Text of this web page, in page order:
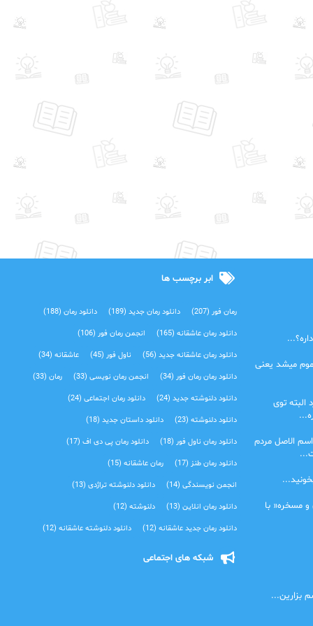
میشد یعنی
البته توی
الاصل مردم
و مسخره« با
بزارین...
ابر برچسب ها
رمان فور (207) دانلود رمان جدید (189) دانلود رمان (188)
دانلود رمان عاشقانه (165) انجمن رمان فور (106)
دانلود رمان عاشقانه جدید (56) ناول فور (45) عاشقانه (34)
دانلود رمان رمان فور (34) انجمن رمان نویسی (33) رمان (33)
دانلود دلنوشته جدید (24) دانلود رمان اجتماعی‌ (24)
دانلود دلنوشته (23) دانلود داستان جدید (18)
دانلود رمان ناول فور (18) دانلود رمان پی دی اف (17)
دانلود رمان طنز (17) رمان عاشقانه (15)
انجمن نویسندگی (14) دانلود دلنوشته تراژدی‌ (13)
دانلود رمان انلاین (13) دلنوشته (12)
دانلود رمان جدید عاشقانه (12) دانلود دلنوشته عاشقانه (12)
شبکه های اجتماعی